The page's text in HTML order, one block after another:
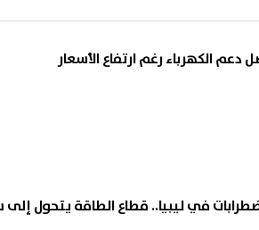
دعم الكهرباء رغم ارتفاع الأسعار
في ليبيا.. قطاع الطاقة يتحول